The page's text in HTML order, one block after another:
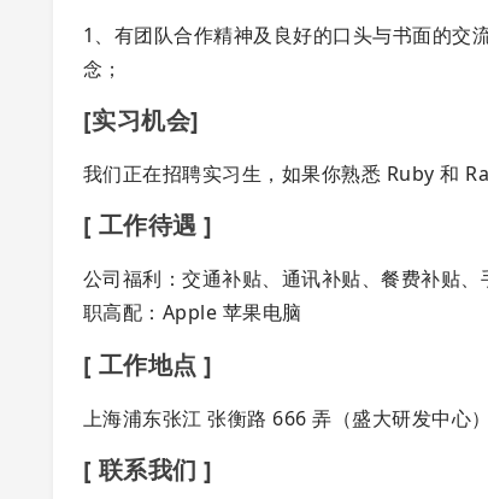
1、有团队合作精神及良好的口头与书面的交
念；
[实习机会]
我们正在招聘实习生，如果你熟悉 Ruby 和
[ 工作待遇 ]
公司福利：交通补贴、通讯补贴、餐费补贴
职高配：Apple 苹果电脑
[ 工作地点 ]
上海浦东张江 张衡路 666 弄（盛大研发中心）
[ 联系我们 ]